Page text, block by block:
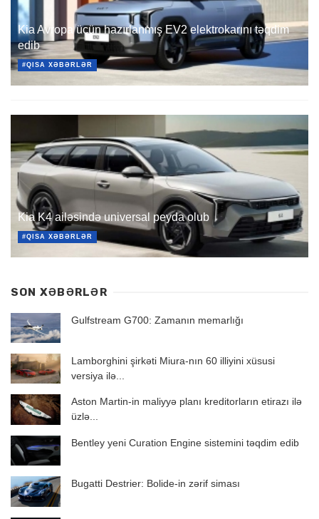
Kia Avropa üçün hazırlanmış EV2 elektrokarını təqdim
edib
#QISA XƏBƏRLƏR
Kia K4 ailəsində universal peyda olub
#QISA XƏBƏRLƏR
SON XƏBƏRLƏR
Gulfstream G700: Zamanın memarlığı
Lamborghini şirkəti Miura-nın 60 illiyini xüsusi
versiya ilə...
Aston Martin-in maliyyə planı kreditorların etirazı ilə
üzlə...
Bentley yeni Curation Engine sistemini təqdim edib
Bugatti Destrier: Bolide-in zərif siması